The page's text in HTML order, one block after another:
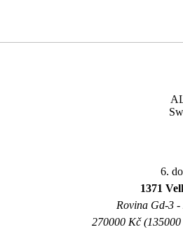
6.
1371
Rovina Gd-3 -
270000 Kč